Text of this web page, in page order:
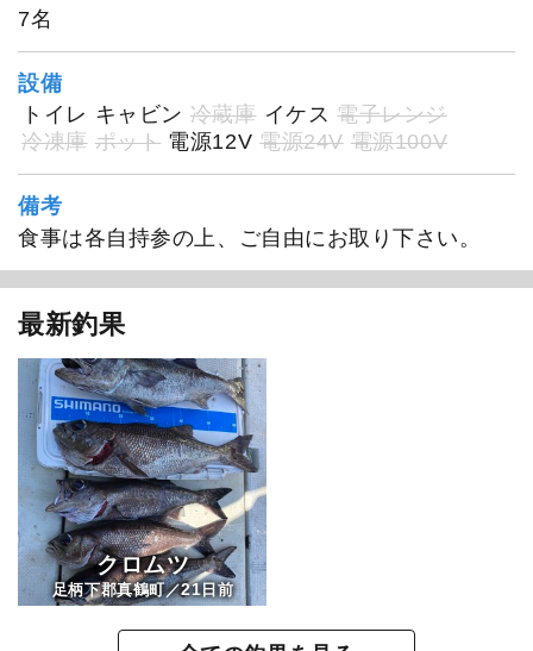
7名
設備
トイレ キャビン 冷蔵庫 イケス 電子レンジ
冷凍庫 ポット 電源12V 電源24V 電源100V
備考
食事は各自持参の上、ご自由にお取り下さい。
最新釣果
クロムツ
足柄下郡真鶴町／21日前